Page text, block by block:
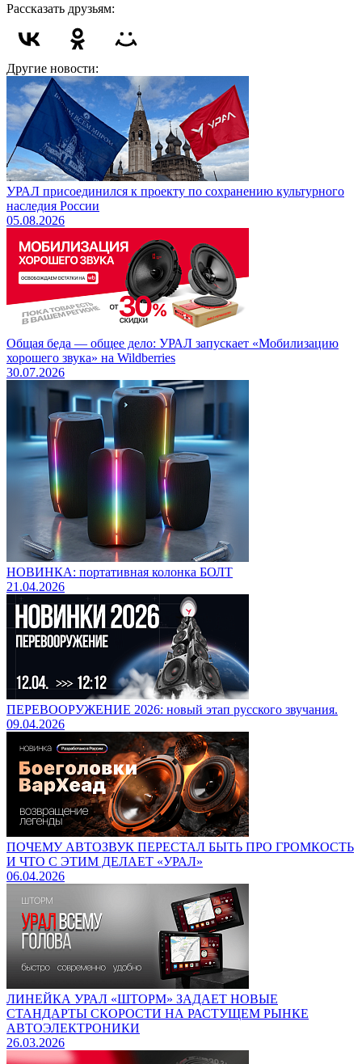
Рассказать друзьям:
Другие новости:
УРАЛ присоединился к проекту по сохранению культурного
наследия России
05.08.2026
Общая беда — общее дело: УРАЛ запускает «Мобилизацию
хорошего звука» на Wildberries
30.07.2026
НОВИНКА: портативная колонка БОЛТ
21.04.2026
ПЕРЕВООРУЖЕНИЕ 2026: новый этап русского звучания.
09.04.2026
ПОЧЕМУ АВТОЗВУК ПЕРЕСТАЛ БЫТЬ ПРО ГРОМКОСТЬ
И ЧТО С ЭТИМ ДЕЛАЕТ «УРАЛ»
06.04.2026
ЛИНЕЙКА УРАЛ «ШТОРМ» ЗАДАЕТ НОВЫЕ
СТАНДАРТЫ СКОРОСТИ НА РАСТУЩЕМ РЫНКЕ
АВТОЭЛЕКТРОНИКИ
26.03.2026